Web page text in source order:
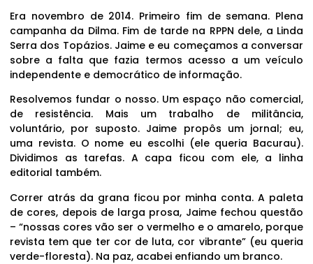
Era novembro de 2014. Primeiro fim de semana. Plena
campanha da Dilma. Fim de tarde na RPPN dele, a Linda
Serra dos Topázios. Jaime e eu começamos a conversar
sobre a falta que fazia termos acesso a um veículo
independente e democrático de informação.
Resolvemos fundar o nosso. Um espaço não comercial,
de resistência. Mais um trabalho de militância,
voluntário, por suposto. Jaime propôs um jornal; eu,
uma revista. O nome eu escolhi (ele queria Bacurau).
Dividimos as tarefas. A capa ficou com ele, a linha
editorial também.
Correr atrás da grana ficou por minha conta. A paleta
de cores, depois de larga prosa, Jaime fechou questão
– “nossas cores vão ser o vermelho e o amarelo, porque
revista tem que ter cor de luta, cor vibrante” (eu queria
verde-floresta). Na paz, acabei enfiando um branco.